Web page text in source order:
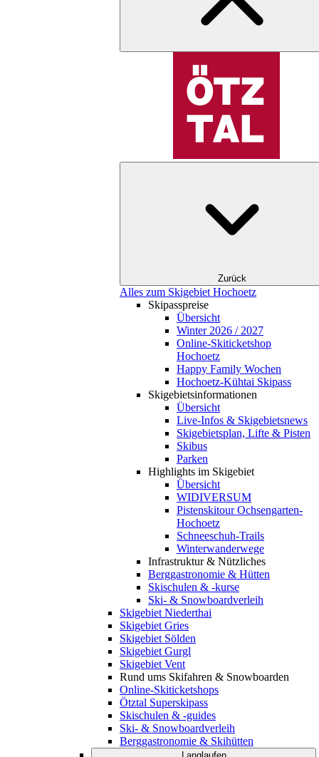
Zurück
Alles zum Skigebiet Hochoetz
Skipasspreise
Übersicht
Winter 2026 / 2027
Online-Skiticketshop
Hochoetz
Happy Family Wochen
Hochoetz-Kühtai Skipass
Skigebietsinformationen
Übersicht
Live-Infos & Skigebietsnews
Skigebietsplan, Lifte & Pisten
Skibus
Parken
Highlights im Skigebiet
Übersicht
WIDIVERSUM
Pistenskitour Ochsengarten-
Hochoetz
Schneeschuh-Trails
Winterwanderwege
Infrastruktur & Nützliches
Berggastronomie & Hütten
Skischulen & -kurse
Ski- & Snowboardverleih
Skigebiet Niederthai
Skigebiet Gries
Skigebiet Sölden
Skigebiet Gurgl
Skigebiet Vent
Rund ums Skifahren & Snowboarden
Online-Skiticketshops
Ötztal Superskipass
Skischulen & -guides
Ski- & Snowboardverleih
Berggastronomie & Skihütten